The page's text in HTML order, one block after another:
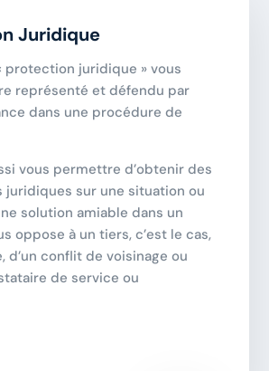
Juridique
protection juridique » vous
représenté et défendu par
dans une procédure de
vous permettre d’obtenir des
juridiques sur une situation ou
solution amiable dans un
oppose à un tiers, c’est le cas,
d’un conflit de voisinage ou
de service ou